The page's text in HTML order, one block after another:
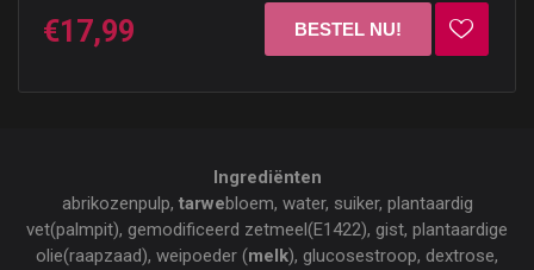
€17,99
Ingrediënten
abrikozenpulp, tarwebloem, water, suiker, plantaardig
vet(palmpit), gemodificeerd zetmeel(E1422), gist, plantaardige
olie(raapzaad), weipoeder (melk), glucosestroop, dextrose,